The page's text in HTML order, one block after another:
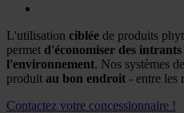
L'utilisation ciblée de produits
permet d'économiser des intrants
l'environnement. Nos systèmes
produit au bon endroit - entre les
Contactez votre concessionnaire !